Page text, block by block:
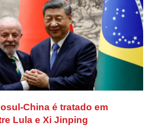
China é tratado em
Lula e Xi Jinping